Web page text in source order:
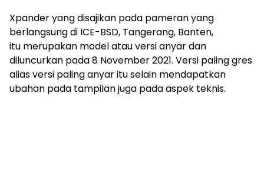
Xpander yang disajikan pada pameran yang
berlangsung di ICE-BSD, Tangerang, Banten,
itu merupakan model atau versi anyar dan
diluncurkan pada 8 November 2021. Versi paling gres
alias versi paling anyar itu selain mendapatkan
ubahan pada tampilan juga pada aspek teknis.